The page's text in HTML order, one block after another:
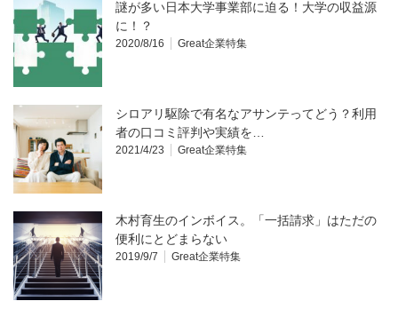
謎が多い日本大学事業部に迫る！大学の収益源
に！？
2020/8/16 Great企業特集
シロアリ駆除で有名なアサンテってどう？利用
者の口コミ評判や実績を…
2021/4/23 Great企業特集
木村育生のインボイス。「一括請求」はただの
便利にとどまらない
2019/9/7 Great企業特集